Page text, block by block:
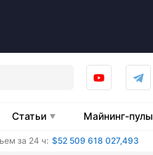
Статьи Майнинг-пулы
за 24 ч: $52 509 618 027,493